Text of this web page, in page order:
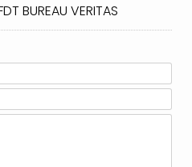
BUREAU VERITAS